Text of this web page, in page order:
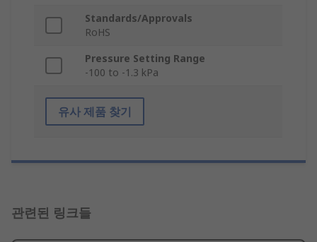
Standards/Approvals
RoHS
Pressure Setting Range
-100 to -1.3 kPa
유사 제품 찾기
관련된 링크들